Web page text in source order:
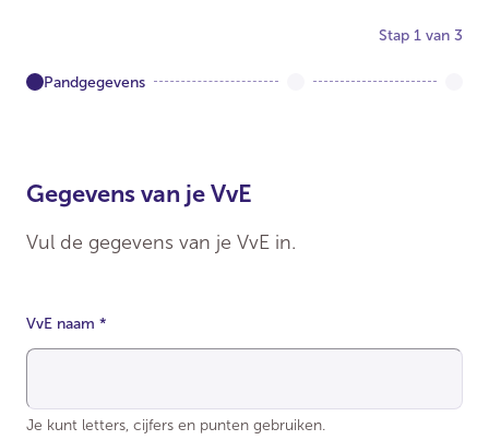
Stap 1 van 3
Pandgegevens
Gegevens van je VvE
Vul de gegevens van je VvE in.
VvE naam *
Je kunt letters, cijfers en punten gebruiken.